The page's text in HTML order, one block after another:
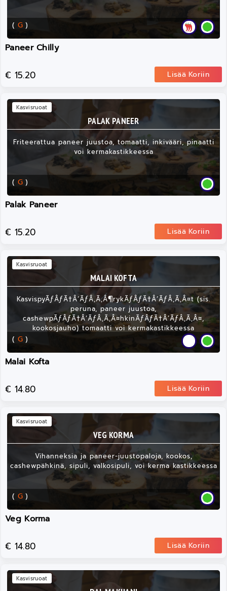
( G )
Paneer Chilly
€ 15.20 Lisää Koriin
PALAK PANEER
Friteerattua paneer juustoa, tomaatti, inkivääri, pinaatti
voi kermakastikkeessa
( G )
Kasvisruoat
Palak Paneer
€ 15.20 Lisää Koriin
MALAI KOFTA
KasvispyÃƒÂƒÃ†Â’ÃƒÂ‚Ã‚Â¶rykÃƒÂƒÃ†Â’ÃƒÂ‚Ã‚Â¤t (sis.
peruna, paneer juustoa,
cashewpÃƒÂƒÃ†Â’ÃƒÂ‚Ã‚Â¤hkinÃƒÂƒÃ†Â’ÃƒÂ‚Ã‚Â¤,
kookosjauho) tomaatti voi kermakastikkeessa
( G )
Kasvisruoat
Malai Kofta
€ 14.80 Lisää Koriin
VEG KORMA
Vihanneksia ja paneer-juustopaloja, kookos,
cashewpähkinä, sipuli, valkosipuli, voi kerma kastikkeessa
( G )
Kasvisruoat
Veg Korma
€ 14.80 Lisää Koriin
Kasvisruoat